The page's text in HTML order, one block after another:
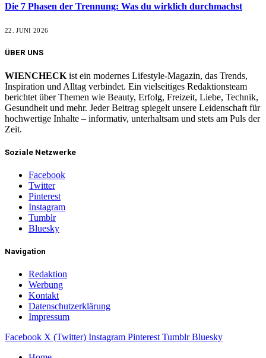
Die 7 Phasen der Trennung: Was du wirklich durchmachst
22. JUNI 2026
ÜBER UNS
WIENCHECK ist ein modernes Lifestyle-Magazin, das Trends,
Inspiration und Alltag verbindet. Ein vielseitiges Redaktionsteam
berichtet über Themen wie Beauty, Erfolg, Freizeit, Liebe, Technik,
Gesundheit und mehr. Jeder Beitrag spiegelt unsere Leidenschaft für
hochwertige Inhalte – informativ, unterhaltsam und stets am Puls der
Zeit.
Soziale Netzwerke
Facebook
Twitter
Pinterest
Instagram
Tumblr
Bluesky
Navigation
Redaktion
Werbung
Kontakt
Datenschutzerklärung
Impressum
Facebook X (Twitter) Instagram Pinterest Tumblr Bluesky